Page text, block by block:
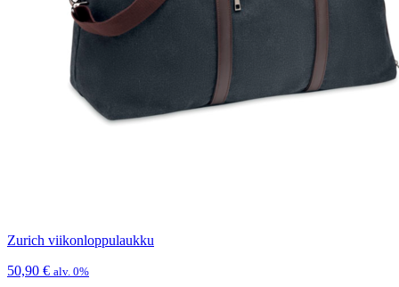
Zurich viikonloppulaukku
50,90 € alv. 0%